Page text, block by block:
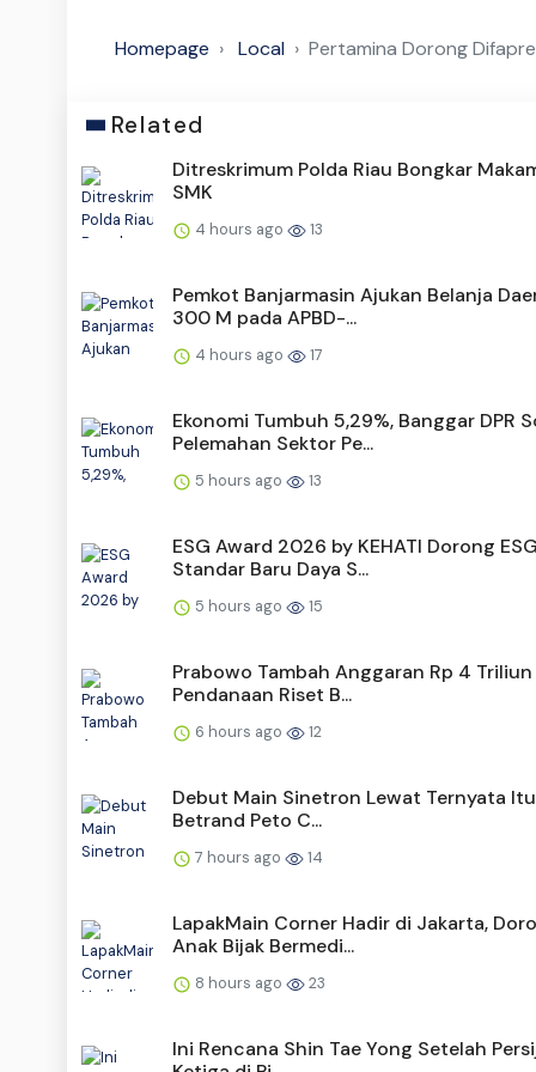
Homepage Local Pertamina Dorong
Related
Ditreskrimum Polda Riau Bongkar
SMK
4 hours ago 13
Pemkot Banjarmasin Ajukan Belanja
300 M pada APBD-...
4 hours ago 17
Ekonomi Tumbuh 5,29%, Banggar DPR
Pelemahan Sektor Pe...
5 hours ago 13
ESG Award 2026 by KEHATI Dorong
Standar Baru Daya S...
5 hours ago 15
Prabowo Tambah Anggaran Rp 4
Pendanaan Riset B...
6 hours ago 12
Debut Main Sinetron Lewat Ternyata
Betrand Peto C...
7 hours ago 14
LapakMain Corner Hadir di Jakarta,
Anak Bijak Bermedi...
8 hours ago 23
Ini Rencana Shin Tae Yong Setelah